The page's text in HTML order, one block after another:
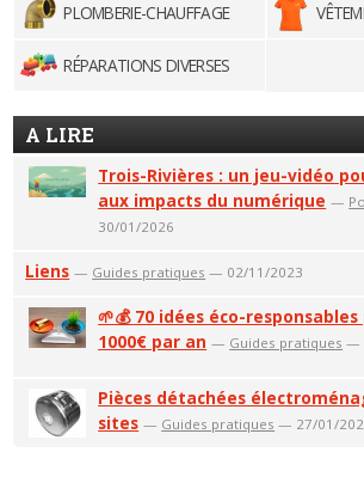
PLOMBERIE-CHAUFFAGE
RÉPARATIONS DIVERSES
A LIRE
Trois-Rivières : un jeu-vidéo
aux impacts du numérique —
30/01/2026
Liens — Guides pratiques — 02/11/2023
🌱💰 70 idées éco-
1000€ par an — Guides pratiques —
Pièces détachées
sites — Guides pratiques — 27/01/